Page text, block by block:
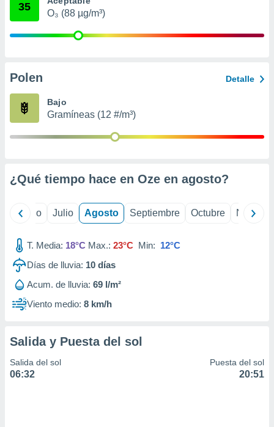
publicidad
de
1199
35
O₃ (88 µg/m³)
Polen Detalle
Bajo
Gramíneas (12 #/m³)
¿Qué tiempo hace en Oze en agosto?
Junio Julio Agosto Septiembre Octubre
T. Media: 18°C Max.: 23°C Min: 12°C
Días de lluvia: 10 días
Acum. de lluvia: 69 l/m²
Viento medio: 8 km/h
Salida y Puesta del sol
Salida del sol
06:32
Puesta del sol
20:51